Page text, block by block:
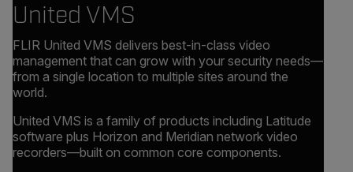
United VMS
FLIR United VMS delivers best-in-class video
management that can grow with your security needs—
from a single location to multiple sites around the
world.
United VMS is a family of products including Latitude
software plus Horizon and Meridian network video
recorders—built on common core components.